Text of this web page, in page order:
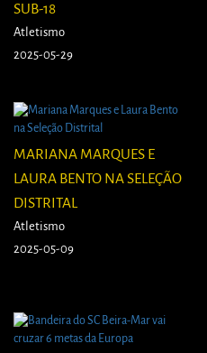
SUB-18
Atletismo
2025-05-29
MARIANA MARQUES E
LAURA BENTO NA SELEÇÃO
DISTRITAL
Atletismo
2025-05-09